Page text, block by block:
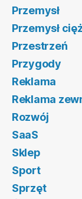
Przemysł
Przemysł
Przestrzeń
Przygody
Reklama
Reklama
Rozwój
SaaS
Sklep
Sport
Sprzęt